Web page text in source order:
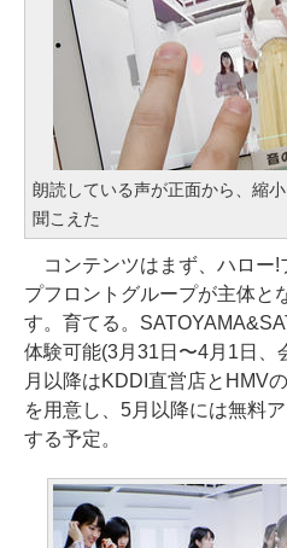
朗読している声が正面から、縮
聞こえた
コンテンツはまず、ハロー!
プフロントグループが主体と
す。育てる。
体験可能(3月31日〜4月1日、
月以降はKDDI直営店とHMV
を用意し、5月以降には無料
する予定。